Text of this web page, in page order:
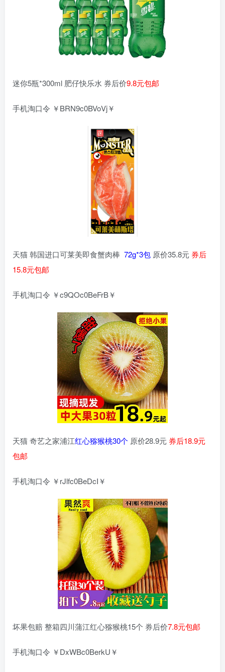
迷你5瓶*300ml 肥仔快乐水 券后价9.8元包邮
手机淘口令 ￥BRN9c0BVoVj￥
天猫 韩国进口可莱美即食蟹肉棒 72g*3包 原价35.8元 券后
15.8元包邮
手机淘口令 ￥c9QOc0BeFrB￥
天猫 奇艺之家浦江红心猕猴桃30个 原价28.9元 券后18.9元
包邮
手机淘口令 ￥rJlfc0BeDcI￥
坏果包赔 整箱四川蒲江红心猕猴桃15个 券后价7.8元包邮
手机淘口令 ￥DxWBc0BerkU￥